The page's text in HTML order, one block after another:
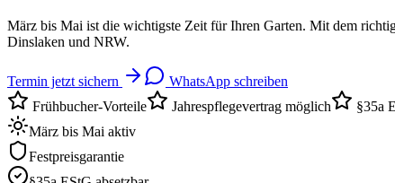
März bis Mai ist die wichtigste Zeit für Ihren Garten. Mit dem
Dinslaken und NRW.
Termin jetzt sichern
WhatsApp schreiben
Frühbucher-Vorteile
Jahrespflegevertrag möglich
§35a
März bis Mai aktiv
Festpreisgarantie